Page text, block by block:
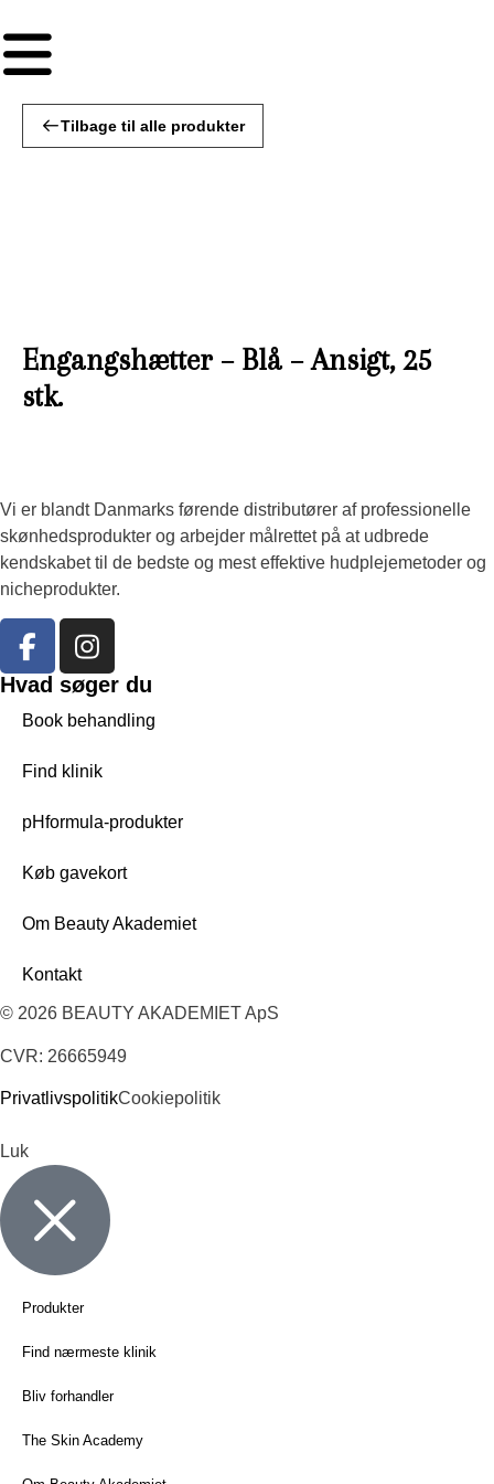
Tilbage til alle produkter
Engangshætter – Blå – Ansigt, 25
stk.
Vi er blandt Danmarks førende distributører af professionelle
skønhedsprodukter og arbejder målrettet på at udbrede
kendskabet til de bedste og mest effektive hudplejemetoder og
nicheprodukter.
Hvad søger du
Book behandling
Find klinik
pHformula-produkter
Køb gavekort
Om Beauty Akademiet
Kontakt
© 2026 BEAUTY AKADEMIET ApS
CVR: 26665949
PrivatlivspolitikCookiepolitik
Luk
Produkter
Find nærmeste klinik
Bliv forhandler
The Skin Academy